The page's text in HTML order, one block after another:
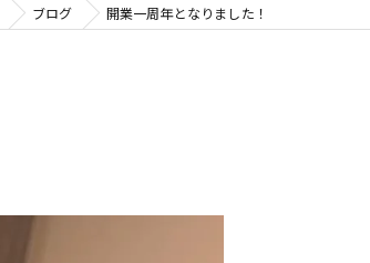
ブログ 開業一周年となりました！